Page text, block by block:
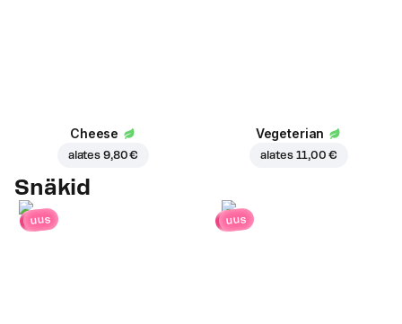
Cheese
alates 9,80 €
Vegeterian
alates 11,00 €
Snäkid
uus uus